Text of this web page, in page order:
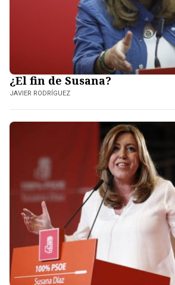
¿El fin de Susana?
JAVIER RODRÍGUEZ